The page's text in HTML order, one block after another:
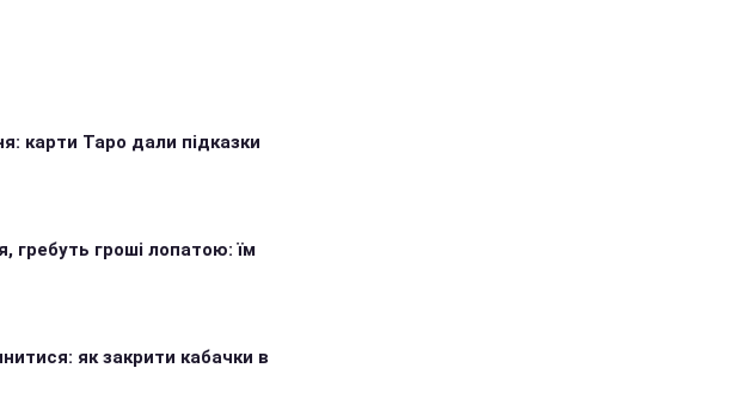
карти Таро дали підказки
гребуть гроші лопатою: їм
як закрити кабачки в